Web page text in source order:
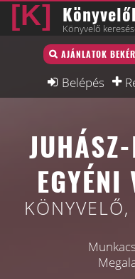
Könyvelő
AJÁNLATOK
Belépés
Könyvelő lista
Könyvelési munkák
Interjú
EGYÉNI